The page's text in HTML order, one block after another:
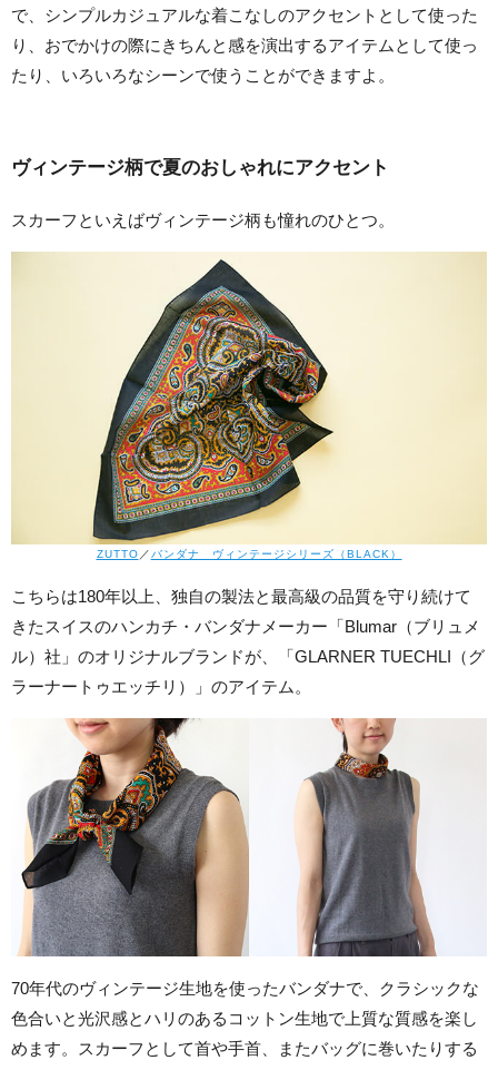
で、シンプルカジュアルな着こなしのアクセントとして使った
り、おでかけの際にきちんと感を演出するアイテムとして使っ
たり、いろいろなシーンで使うことができますよ。
ヴィンテージ柄で夏のおしゃれにアクセント
スカーフといえばヴィンテージ柄も憧れのひとつ。
ZUTTO ／バンダナ ヴィンテージシリーズ（BLACK）
こちらは180年以上、独自の製法と最高級の品質を守り続けて
きたスイスのハンカチ・バンダナメーカー「Blumar（ブリュメ
ル）社」のオリジナルブランドが、「GLARNER TUECHLI（グ
ラーナートゥエッチリ）」のアイテム。
70年代のヴィンテージ生地を使ったバンダナで、クラシックな
色合いと光沢感とハリのあるコットン生地で上質な質感を楽し
めます。スカーフとして首や手首、またバッグに巻いたりする